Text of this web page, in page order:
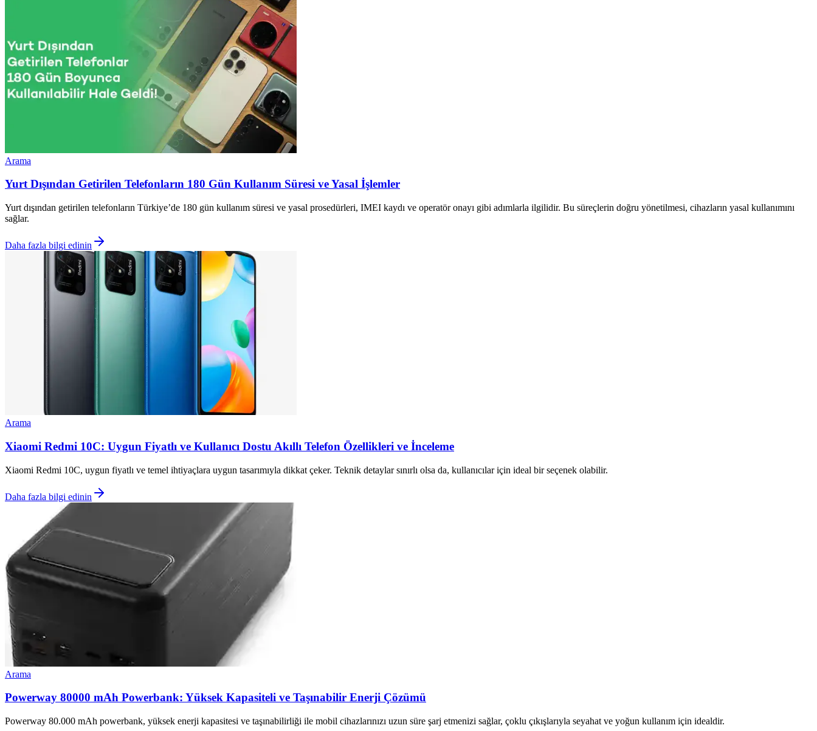
Arama
Yurt Dışından Getirilen Telefonların 180 Gün Kullanım Süresi ve Yasal İşlemler
Yurt dışından getirilen telefonların Türkiye’de 180 gün kullanım süresi ve yasal prosedürleri, IMEI kaydı ve operatör onayı gibi adımlarla ilgilidir. Bu süreçlerin doğru yönetilmesi, cihazların yasal kullanımını
sağlar.
Daha fazla bilgi edinin
Arama
Xiaomi Redmi 10C: Uygun Fiyatlı ve Kullanıcı Dostu Akıllı Telefon Özellikleri ve İnceleme
Xiaomi Redmi 10C, uygun fiyatlı ve temel ihtiyaçlara uygun tasarımıyla dikkat çeker. Teknik detaylar sınırlı olsa da, kullanıcılar için ideal bir seçenek olabilir.
Daha fazla bilgi edinin
Arama
Powerway 80000 mAh Powerbank: Yüksek Kapasiteli ve Taşınabilir Enerji Çözümü
Powerway 80.000 mAh powerbank, yüksek enerji kapasitesi ve taşınabilirliği ile mobil cihazlarınızı uzun süre şarj etmenizi sağlar, çoklu çıkışlarıyla seyahat ve yoğun kullanım için idealdir.